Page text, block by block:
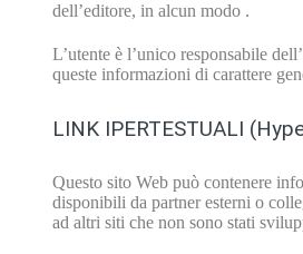
dell’editore, in alcun modo .
L’utente è l’unico responsabile
queste informazioni di carattere
LINK IPERTESTUALI
Questo sito Web può contenere
disponibili da partner esterni o
ad altri siti che non sono stati